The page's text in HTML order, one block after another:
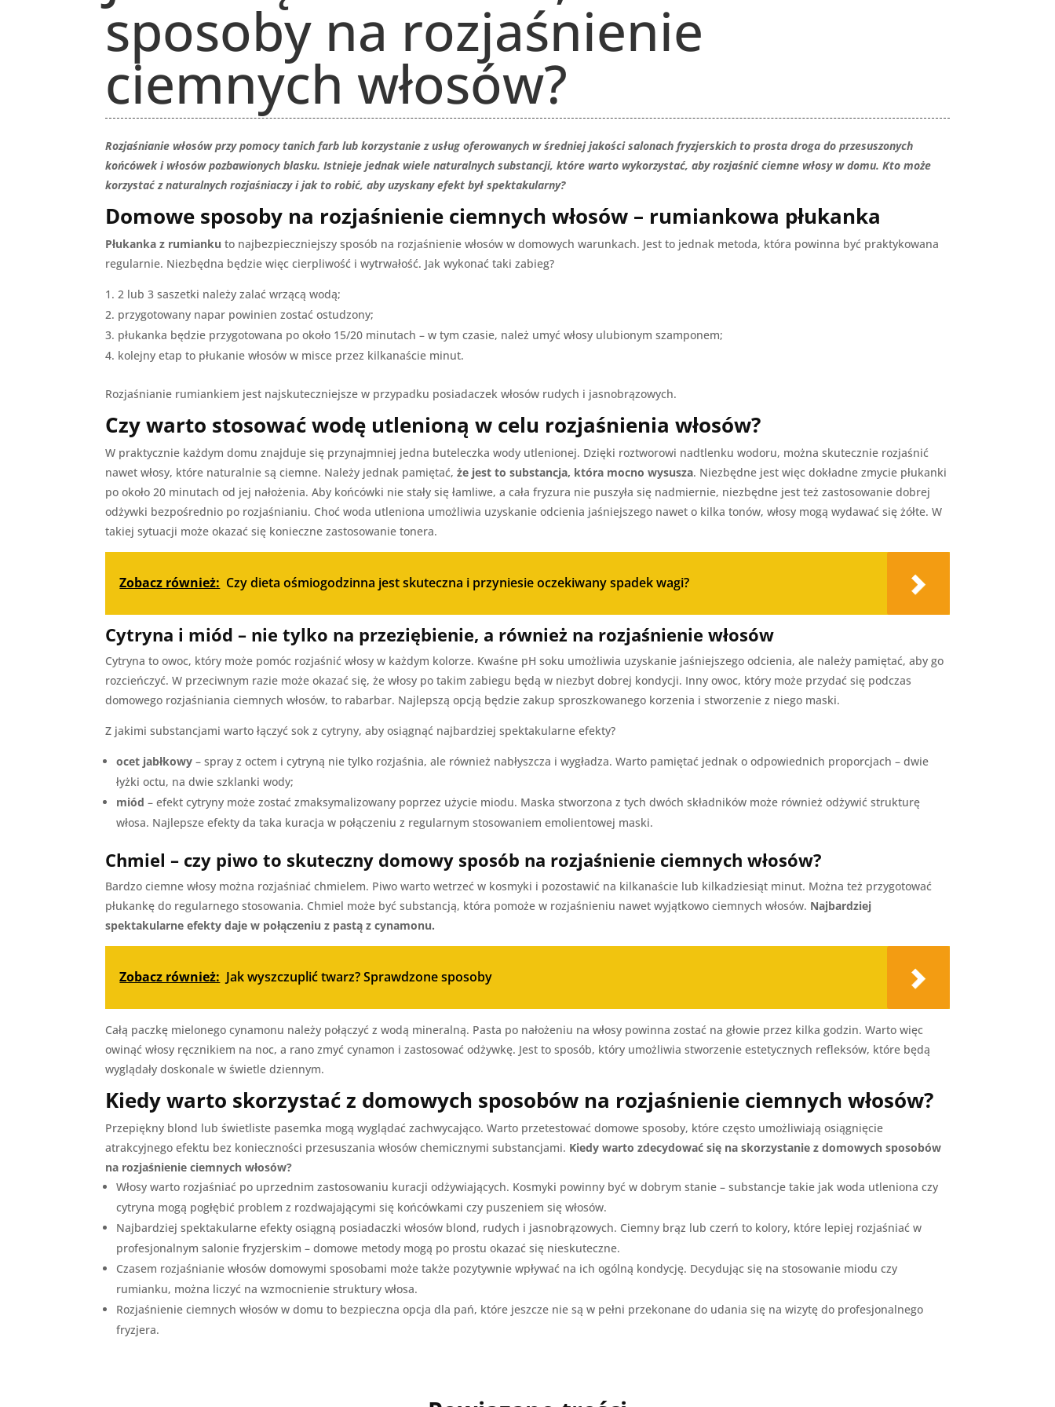
sposoby na rozjaśnienie
ciemnych włosów?
Rozjaśnianie włosów przy pomocy tanich farb lub korzystanie z usług oferowanych w średniej jakości salonach fryzjerskich to prosta droga do przesuszonych
końcówek i włosów pozbawionych blasku. Istnieje jednak wiele naturalnych substancji, które warto wykorzystać, aby rozjaśnić ciemne włosy w domu. Kto może
korzystać z naturalnych rozjaśniaczy i jak to robić, aby uzyskany efekt był spektakularny?
Domowe sposoby na rozjaśnienie ciemnych włosów – rumiankowa płukanka
Płukanka z rumianku to najbezpieczniejszy sposób na rozjaśnienie włosów w domowych warunkach. Jest to jednak metoda, która powinna być praktykowana
regularnie. Niezbędna będzie więc cierpliwość i wytrwałość. Jak wykonać taki zabieg?
2 lub 3 saszetki należy zalać wrzącą wodą;
przygotowany napar powinien zostać ostudzony;
płukanka będzie przygotowana po około 15/20 minutach – w tym czasie, należ umyć włosy ulubionym szamponem;
kolejny etap to płukanie włosów w misce przez kilkanaście minut.
Rozjaśnianie rumiankiem jest najskuteczniejsze w przypadku posiadaczek włosów rudych i jasnobrązowych.
Czy warto stosować wodę utlenioną w celu rozjaśnienia włosów?
W praktycznie każdym domu znajduje się przynajmniej jedna buteleczka wody utlenionej. Dzięki roztworowi nadtlenku wodoru, można skutecznie rozjaśnić
nawet włosy, które naturalnie są ciemne. Należy jednak pamiętać,że jest to substancja, która mocno wysusza. Niezbędne jest więc dokładne zmycie płukanki
po około 20 minutach od jej nałożenia. Aby końcówki nie stały się łamliwe, a cała fryzura nie puszyła się nadmiernie, niezbędne jest też zastosowanie dobrej
odżywki bezpośrednio po rozjaśnianiu. Choć woda utleniona umożliwia uzyskanie odcienia jaśniejszego nawet o kilka tonów, włosy mogą wydawać się żółte. W
takiej sytuacji może okazać się konieczne zastosowanie tonera.
Zobacz również: Czy dieta ośmiogodzinna jest skuteczna i przyniesie oczekiwany spadek wagi?
Cytryna i miód – nie tylko na przeziębienie, a również na rozjaśnienie włosów
Cytryna to owoc, który może pomóc rozjaśnić włosy w każdym kolorze. Kwaśne pH soku umożliwia uzyskanie jaśniejszego odcienia, ale należy pamiętać, aby go
rozcieńczyć. W przeciwnym razie może okazać się, że włosy po takim zabiegu będą w niezbyt dobrej kondycji. Inny owoc, który może przydać się podczas
domowego rozjaśniania ciemnych włosów, to rabarbar. Najlepszą opcją będzie zakup sproszkowanego korzenia i stworzenie z niego maski.
Z jakimi substancjami warto łączyć sok z cytryny, aby osiągnąć najbardziej spektakularne efekty?
ocet jabłkowy – spray z octem i cytryną nie tylko rozjaśnia, ale również nabłyszcza i wygładza. Warto pamiętać jednak o odpowiednich proporcjach – dwie
łyżki octu, na dwie szklanki wody;
miód – efekt cytryny może zostać zmaksymalizowany poprzez użycie miodu. Maska stworzona z tych dwóch składników może również odżywić strukturę
włosa. Najlepsze efekty da taka kuracja w połączeniu z regularnym stosowaniem emolientowej maski.
Chmiel – czy piwo to skuteczny domowy sposób na rozjaśnienie ciemnych włosów?
Bardzo ciemne włosy można rozjaśniać chmielem. Piwo warto wetrzeć w kosmyki i pozostawić na kilkanaście lub kilkadziesiąt minut. Można też przygotować
płukankę do regularnego stosowania. Chmiel może być substancją, która pomoże w rozjaśnieniu nawet wyjątkowo ciemnych włosów. Najbardziej
spektakularne efekty daje w połączeniu z pastą z cynamonu.
Zobacz również: Jak wyszczuplić twarz? Sprawdzone sposoby
Całą paczkę mielonego cynamonu należy połączyć z wodą mineralną. Pasta po nałożeniu na włosy powinna zostać na głowie przez kilka godzin. Warto więc
owinąć włosy ręcznikiem na noc, a rano zmyć cynamon i zastosować odżywkę. Jest to sposób, który umożliwia stworzenie estetycznych refleksów, które będą
wyglądały doskonale w świetle dziennym.
Kiedy warto skorzystać z domowych sposobów na rozjaśnienie ciemnych włosów?
Przepiękny blond lub świetliste pasemka mogą wyglądać zachwycająco. Warto przetestować domowe sposoby, które często umożliwiają osiągnięcie
atrakcyjnego efektu bez konieczności przesuszania włosów chemicznymi substancjami. Kiedy warto zdecydować się na skorzystanie z domowych sposobów
na rozjaśnienie ciemnych włosów?
Włosy warto rozjaśniać po uprzednim zastosowaniu kuracji odżywiających. Kosmyki powinny być w dobrym stanie – substancje takie jak woda utleniona czy
cytryna mogą pogłębić problem z rozdwajającymi się końcówkami czy puszeniem się włosów.
Najbardziej spektakularne efekty osiągną posiadaczki włosów blond, rudych i jasnobrązowych. Ciemny brąz lub czerń to kolory, które lepiej rozjaśniać w
profesjonalnym salonie fryzjerskim – domowe metody mogą po prostu okazać się nieskuteczne.
Czasem rozjaśnianie włosów domowymi sposobami może także pozytywnie wpływać na ich ogólną kondycję. Decydując się na stosowanie miodu czy
rumianku, można liczyć na wzmocnienie struktury włosa.
Rozjaśnienie ciemnych włosów w domu to bezpieczna opcja dla pań, które jeszcze nie są w pełni przekonane do udania się na wizytę do profesjonalnego
fryzjera.